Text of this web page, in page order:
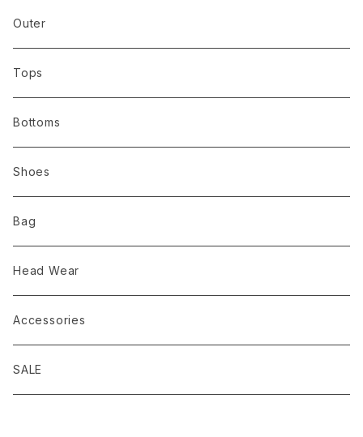
AXESQUIN / アクシーズクイン
abokika アボキカ
ALWEL オルウェル
Bring ブリング
comm.arch. コムアーチ
chaoras
D.M.G domingo ドミンゴ
Brocante(ブロカント） domingo
Bring
chaoras
HOUDINI
GOSSAMER GEAR
Nruc
Mountain Johnny
PAPERSKY WEAR
ULSUS ウルサス
トップス
ボトムス
シューズ
バッグ
服飾雑貨
アウター
トップス
ボトムス
シューズ
バッグ
服飾雑貨
Outer
Tops
Bottoms
Shoes
Bag
Head Wear
Accessories
SALE